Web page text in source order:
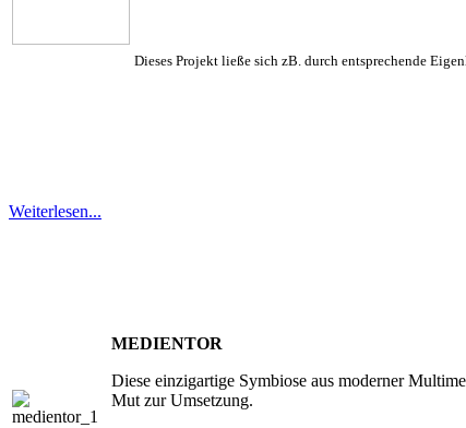
Dieses Projekt ließe sich zB. durch entsprechende
Weiterlesen...
MEDIENTOR
Diese einzigartige Symbiose aus moderner
Mut zur Umsetzung.